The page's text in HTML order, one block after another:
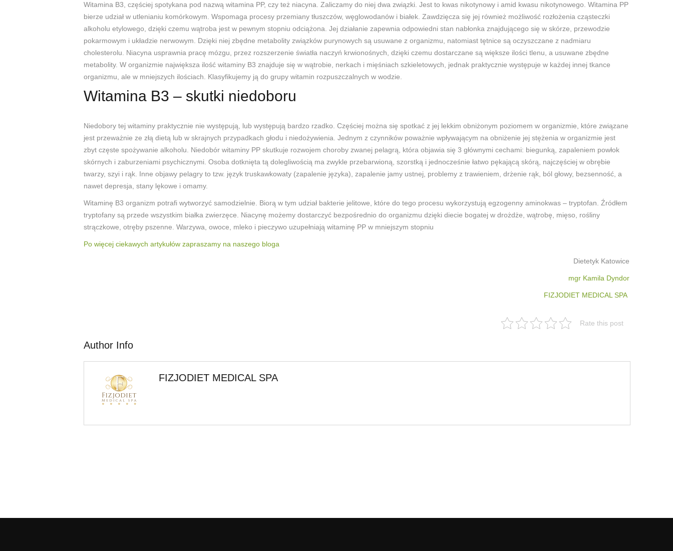
Witamina B3, częściej spotykana pod nazwą witamina PP, czy też niacyna. Zaliczamy do niej dwa związki. Jest to kwas nikotynowy i amid kwasu nikotynowego. Witamina PP
bierze udział w utlenianiu komórkowym. Wspomaga procesy przemiany tłuszczów, węglowodanów i białek. Zawdzięcza się jej również możliwość rozłożenia cząsteczki
alkoholu etylowego, dzięki czemu wątroba jest w pewnym stopniu odciążona. Jej działanie zapewnia odpowiedni stan nabłonka znajdującego się w skórze, przewodzie
pokarmowym i układzie nerwowym. Dzięki niej zbędne metabolity związków purynowych są usuwane z organizmu, natomiast tętnice są oczyszczane z nadmiaru
cholesterolu. Niacyna usprawnia pracę mózgu, przez rozszerzenie światła naczyń krwionośnych, dzięki czemu dostarczane są większe ilości tlenu, a usuwane zbędne
metabolity. W organizmie największa ilość witaminy B3 znajduje się w wątrobie, nerkach i mięśniach szkieletowych, jednak praktycznie występuje w każdej innej tkance
organizmu, ale w mniejszych ilościach. Klasyfikujemy ją do grupy witamin rozpuszczalnych w wodzie.
Witamina B3 – skutki niedoboru
Niedobory tej witaminy praktycznie nie występują, lub występują bardzo rzadko. Częściej można się spotkać z jej lekkim obniżonym poziomem w organizmie, które związane
jest przeważnie ze złą dietą lub w skrajnych przypadkach głodu i niedożywienia. Jednym z czynników poważnie wpływającym na obniżenie jej stężenia w organizmie jest
zbyt częste spożywanie alkoholu. Niedobór witaminy PP skutkuje rozwojem choroby zwanej pelagrą, która objawia się 3 głównymi cechami: biegunką, zapaleniem powłok
skórnych i zaburzeniami psychicznymi. Osoba dotknięta tą dolegliwością ma zwykle przebarwioną, szorstką i jednocześnie łatwo pękającą skórą, najczęściej w obrębie
twarzy, szyi i rąk. Inne objawy pelagry to tzw. język truskawkowaty (zapalenie języka), zapalenie jamy ustnej, problemy z trawieniem, drżenie rąk, ból głowy, bezsenność, a
nawet depresja, stany lękowe i omamy.
Witaminę B3 organizm potrafi wytworzyć samodzielnie. Biorą w tym udział bakterie jelitowe, które do tego procesu wykorzystują egzogenny aminokwas – tryptofan. Źródłem
tryptofany są przede wszystkim białka zwierzęce. Niacynę możemy dostarczyć bezpośrednio do organizmu dzięki diecie bogatej w drożdże, wątrobę, mięso, rośliny
strączkowe, otręby pszenne. Warzywa, owoce, mleko i pieczywo uzupełniają witaminę PP w mniejszym stopniu
Po więcej ciekawych artykułów zapraszamy na naszego bloga
Dietetyk Katowice
mgr Kamila Dyndor
FIZJODIET MEDICAL SPA
Rate this post
Author Info
FIZJODIET MEDICAL SPA